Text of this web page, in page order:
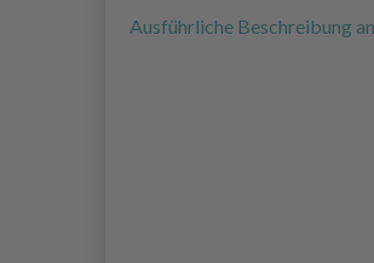
Ausführliche Beschreibung